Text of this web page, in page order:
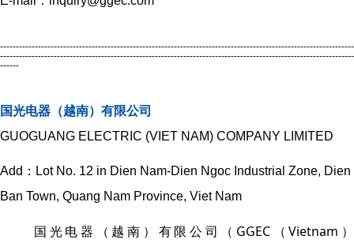
----------------------------------------------------------------------------------------------------------------
----------------------------------------------------------------------------------------------------------------
------
国光电器（越南）有限公司
GUOGUANG ELECTRIC (VIET NAM) COMPANY LIMITED
Add：Lot No. 12 in Dien Nam-Dien Ngoc Industrial Zone, Dien
Ban Town, Quang Nam Province, Viet Nam
国光电器（越南）有限公司（GGEC（Vietnam）